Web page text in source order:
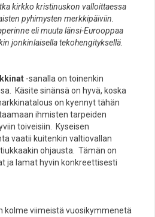
kirkko kristinuskon valloittaessa
pyhimysten merkkipäiviin.
eli muuta länsi-Eurooppaa
jonkinlaisella tekohengityksellä.
-sanalla on toinenkin
Käsite sinänsä on hyvä, koska
on kyennyt tähän
ihmisten tarpeiden
toiveisiin. Kyseisen
vaatii kuitenkin valtiovallan
ohjausta. Tämän on
ja lamat hyvin konkreettisesti
kolme viimeistä vuosikymmenetä